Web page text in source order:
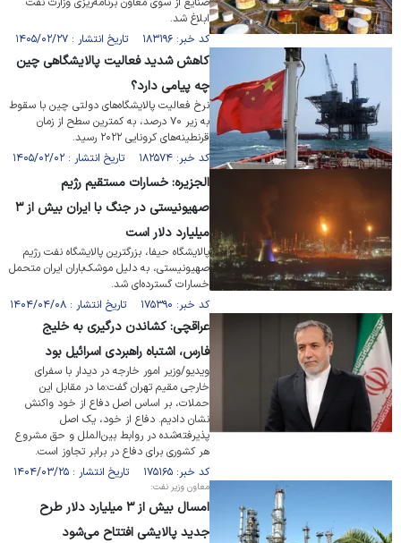
ابلاغ شد.
کد خبر: ۱۸۳۱۹۶ تاریخ انتشار : ۱۴۰۵/۰۲/۲۷
کاهش شدید فعالیت پالایشگاهی چین
چه پیامی دارد؟
نرخ فعالیت پالایشگاه‌های دولتی چین با سقوط
به زیر ۷۰ درصد، به کمترین سطح از زمان
قرنطینه‌های کرونایی ۲۰۲۲ رسید.
کد خبر: ۱۸۲۵۷۴ تاریخ انتشار : ۱۴۰۵/۰۲/۰۲
الجزیره: خسارات مستقیم رژیم
صهیونیستی در جنگ با ایران بیش از ۳
میلیارد دلار است
پالایشگاه حیفا، بزرگترین پالایشگاه نفت رژیم
صهیونیستی، به دلیل موشک‌باران ایران متحمل
خسارات گسترده‌ای شد.
کد خبر: ۱۷۵۳۹۰ تاریخ انتشار : ۱۴۰۴/۰۴/۰۸
عراقچی: کشاندن درگیری به خلیج
فارس، اشتباه راهبردی اسرائیل بود
ویدیو/وزیر امور خارجه در دیدار با سفرای
خارجی مقیم تهران گفت:ما در مقابل این
حملات، بر اساس اصل دفاع از خود واکنش
نشان دادیم. دفاع از خود، یک اصل
پذیرفته‌شده در روابط بین‌الملل و حق مشروع
هر کشوری برای دفاع در برابر تجاوز است.
کد خبر: ۱۷۵۱۶۵ تاریخ انتشار : ۱۴۰۴/۰۳/۲۵
معاون وزیر نفت:
امسال بیش از ۳ میلیارد دلار طرح
جدید پالایشی افتتاح می‌شود